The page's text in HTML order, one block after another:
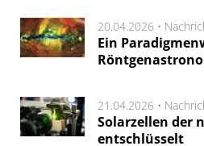
20.04.2026 •
Ein
21.04.2026 •
Solarzellen der
entschlüsselt